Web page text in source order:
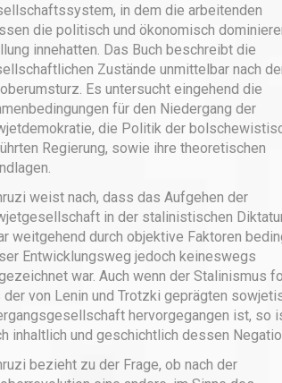
in dem die arbeitenden
die politisch und ökonomisch
innehatten. Das Buch beschreibt die
Zustände unmittelbar nach
Es untersucht eingehend die
für den Niedergang der
die Politik der
Regierung, sowie ihre theoretischen
weist nach, dass das Aufgehen der
in der stalinistischen
weitgehend durch objektive Faktoren
Entwicklungsweg jedoch keineswegs
war. Auch wenn der Stalinismus
der von Lenin und Trotzki geprägten
hervorgegangen ist, so
inhaltlich und geschichtlich dessen
bezieht zu der Frage, ob nach der